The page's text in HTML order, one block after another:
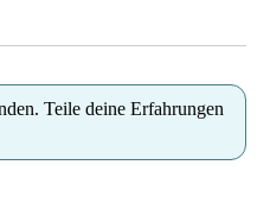
Teile deine Erfahrungen